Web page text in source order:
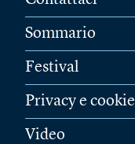
Sommario
Festival
Privacy e cookie
Video